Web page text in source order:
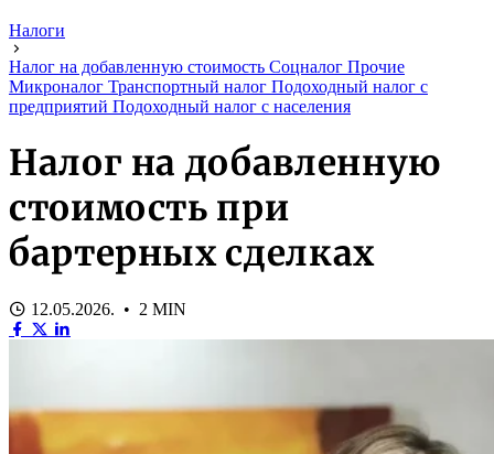
Налоги
Налог на добавленную стоимость Соцналог Прочие
Микроналог Транспортный налог Подоходный налог с
предприятий Подоходный налог с населения
Налог на добавленную
стоимость при
бартерных сделках
12.05.2026. • 2 MIN